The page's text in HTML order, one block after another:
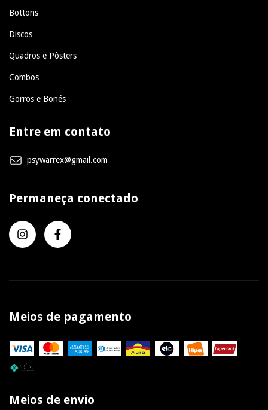
Bottons
Discos
Quadros e Pôsters
Combos
Gorros e Bonés
Entre em contato
psywarrex@gmail.com
Permaneça conectado
Meios de pagamento
Meios de envio